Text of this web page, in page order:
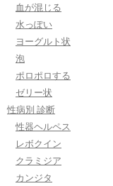
血が混じる
水っぽい
ヨーグルト状
泡
ポロポロする
ゼリー状
性病別 診断
性器ヘルペス
レボクイン
クラミジア
カンジタ